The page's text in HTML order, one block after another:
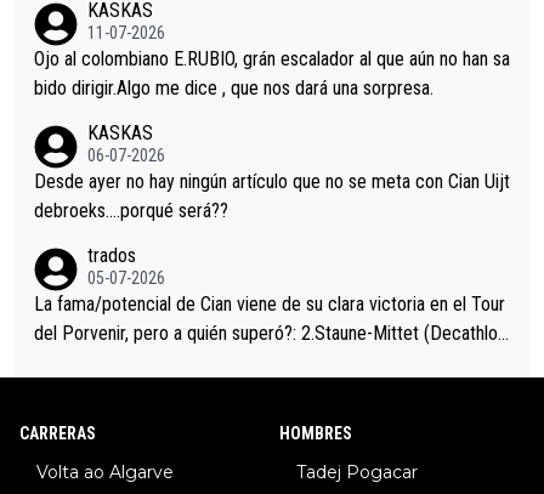
i sin pedalear, luego está el saludo con Evenepoel dándose la
mano de una manera muy fraternal, más allá de los típicos toqu
es en el hombro con que saludaba a Vingegard. Ahí hubo una in
eta, a ver si por querer poner a Del Toro con calzador en posi
ción de podio UAE y Pojacar se van complicar el tour.
KASKAS
11-07-2026
Ojo al colombiano E.RUBIO, grán escalador al que aún no han sa
bido dirigir.Algo me dice , que nos dará una sorpresa.
KASKAS
06-07-2026
Desde ayer no hay ningún artículo que no se meta con Cian Uijt
debroeks….porqué será??
trados
05-07-2026
La fama/potencial de Cian viene de su clara victoria en el Tour
del Porvenir, pero a quién superó?: 2.Staune-Mittet (Decathlon,
8.Lenny Martinez (Bahrein), 9. Van Belle (Visma), 10. Vacek (Li
CARRERAS
Volta ao Algarve
HOMBRES
Tadej Pogacar